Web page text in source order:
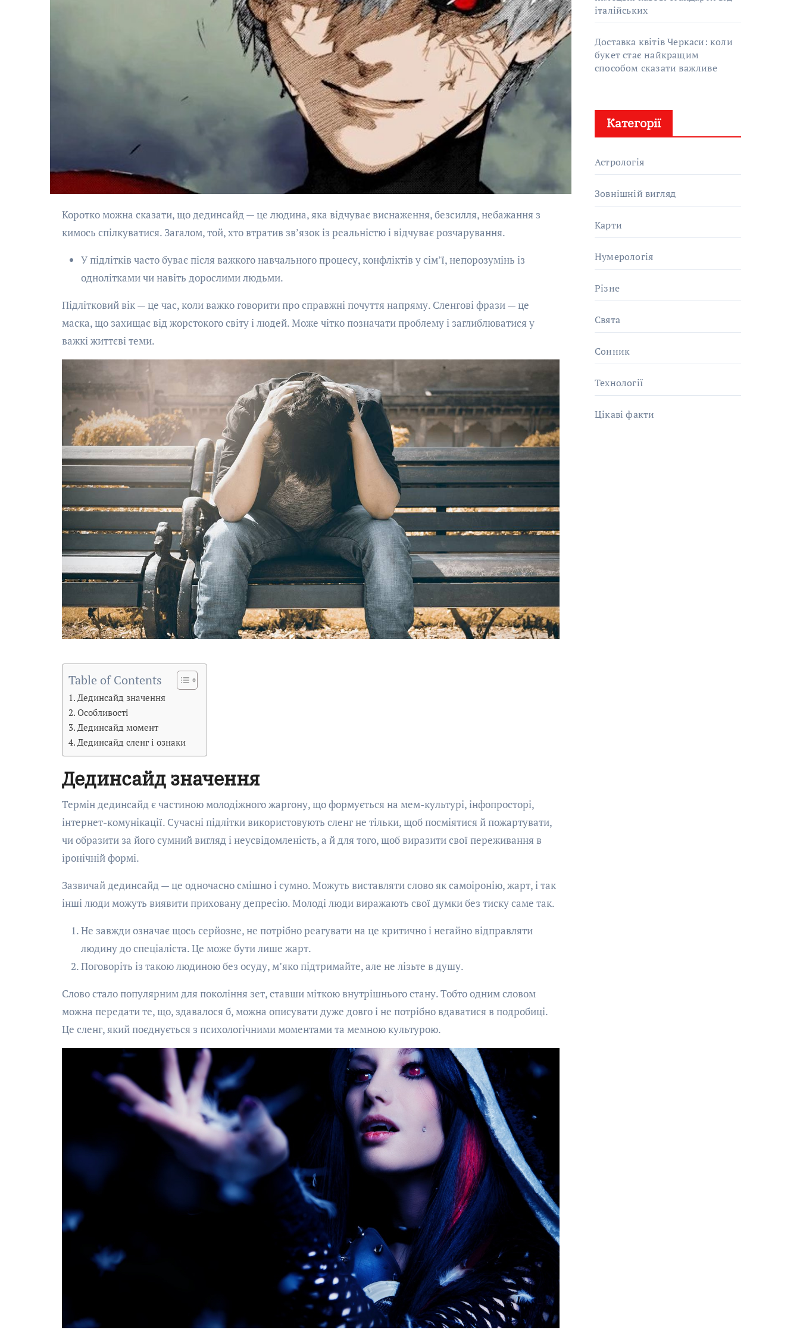
Коротко можна сказати, що дединсайд — це людина, яка відчуває виснаження, безсилля, небажання з
кимось спілкуватися. Загалом, той, хто втратив зв’язок із реальністю і відчуває розчарування.
У підлітків часто буває після важкого навчального процесу, конфліктів у сім’ї, непорозумінь із
однолітками чи навіть дорослими людьми.
Підлітковий вік — це час, коли важко говорити про справжні почуття напряму. Сленгові фрази — це
маска, що захищає від жорстокого світу і людей. Може чітко позначати проблему і заглиблюватися у
важкі життєві теми.
Table of Contents
Дединсайд значення
Особливості
Дединсайд момент
Дединсайд сленг і ознаки
Дединсайд значення
Термін дединсайд є частиною молодіжного жаргону, що формується на мем-культурі, інфопросторі,
інтернет-комунікації. Сучасні підлітки використовують сленг не тільки, щоб посміятися й пожартувати,
чи образити за його сумний вигляд і неусвідомленість, а й для того, щоб виразити свої переживання в
іронічній формі.
Зазвичай дединсайд — це одночасно смішно і сумно. Можуть виставляти слово як самоіронію, жарт, і так
інші люди можуть виявити приховану депресію. Молоді люди виражають свої думки без тиску саме так.
Не завжди означає щось серйозне, не потрібно реагувати на це критично і негайно відправляти
людину до спеціаліста. Це може бути лише жарт.
Поговоріть із такою людиною без осуду, м’яко підтримайте, але не лізьте в душу.
Слово стало популярним для покоління зет, ставши міткою внутрішнього стану. Тобто одним словом
можна передати те, що, здавалося б, можна описувати дуже довго і не потрібно вдаватися в подробиці.
Це сленг, який поєднується з психологічними моментами та мемною культурою.
італійських
Доставка квітів Черкаси: коли
букет стає найкращим
способом сказати важливе
Категорії
Астрологія
Зовнішній вигляд
Карти
Нумерологія
Різне
Свята
Сонник
Технології
Цікаві факти